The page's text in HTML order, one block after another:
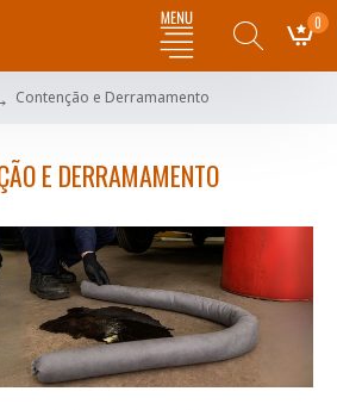
0
Contenção e Derramamento
E DERRAMAMENTO